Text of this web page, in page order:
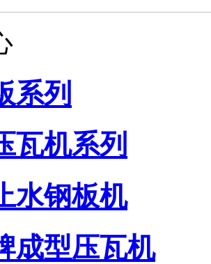
系列
瓦机系列
水钢板机
成型压瓦机